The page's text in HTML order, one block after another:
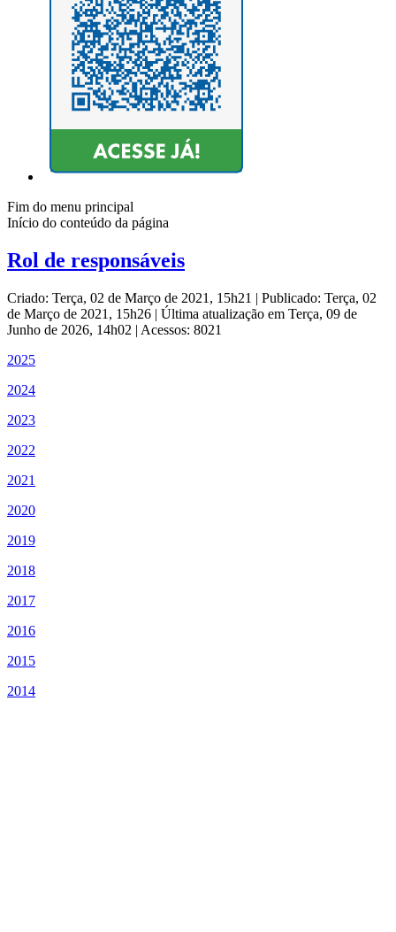
Fim do menu principal
Início do conteúdo da página
Rol de responsáveis
Criado: Terça, 02 de Março de 2021, 15h21 | Publicado: Terça, 02
de Março de 2021, 15h26 | Última atualização em Terça, 09 de
Junho de 2026, 14h02 | Acessos: 8021
2025
2024
2023
2022
2021
2020
2019
2018
2017
2016
2015
2014